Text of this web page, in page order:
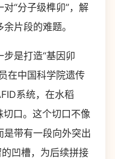
“分子级榫卯”，解
片段的难题。
是打造“基因卯
在中国科学院遗传
系统，在水稻
切口。这个切口不像
带有一段向外突出
凹槽，为后续拼接